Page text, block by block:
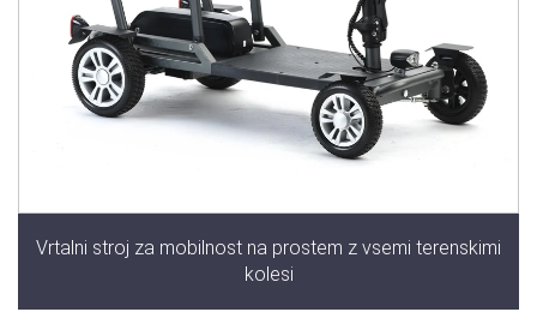
Vrtalni stroj za mobilnost na prostem z vsemi terenskimi
kolesi